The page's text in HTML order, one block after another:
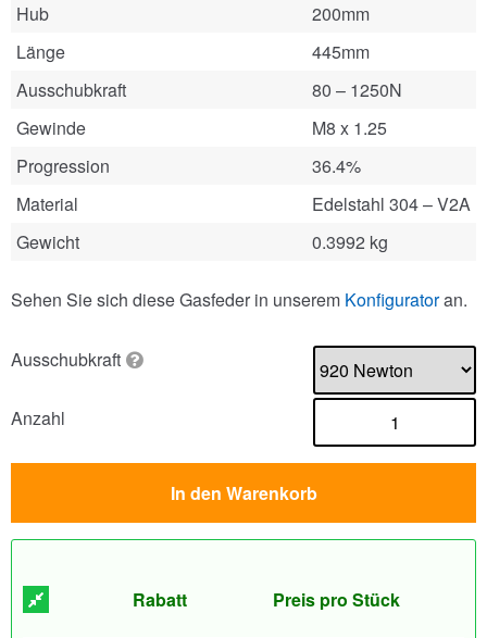
Hub
200mm
Länge
445mm
Ausschubkraft
80 – 1250N
Gewinde
M8 x 1.25
Progression
36.4%
Material
Edelstahl 304 – V2A
Gewicht
0.3992 kg
Sehen Sie sich diese Gasfeder in unserem Konfiguratoran.
Ausschubkraft
Anzahl
In den Warenkorb
Rabatt Preis pro Stück